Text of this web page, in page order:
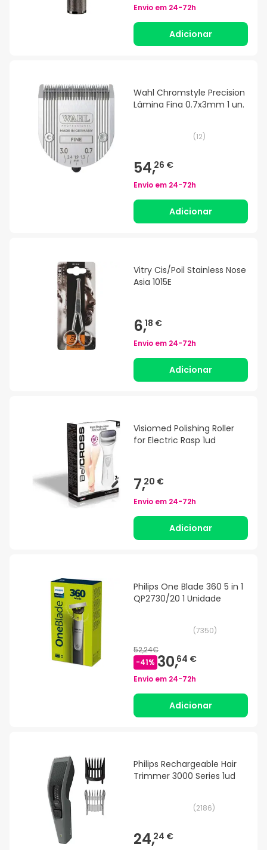
Envio em 24-72h
Adicionar
Wahl Chromstyle Precision
Lâmina Fina 0.7x3mm 1 un.
(12)
54,26 €
Envio em 24-72h
Adicionar
Vitry Cis/Poil Stainless Nose
Asia 1015E
6,18 €
Envio em 24-72h
Adicionar
Visiomed Polishing Roller
for Electric Rasp 1ud
7,20 €
Envio em 24-72h
Adicionar
Philips One Blade 360 5 in 1
QP2730/20 1 Unidade
(7350)
52,24€
-41% 30,64 €
Envio em 24-72h
Adicionar
Philips Rechargeable Hair
Trimmer 3000 Series 1ud
(2186)
24,24 €